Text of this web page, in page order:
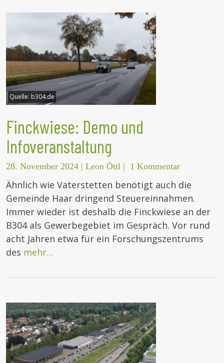
Quelle: b304.de
Finckwiese: Demo und
Infoveranstaltung
28. November 2024 | Leon Öttl | 1 Kommentar
Ähnlich wie Vaterstetten benötigt auch die
Gemeinde Haar dringend Steuereinnahmen.
Immer wieder ist deshalb die Finckwiese an der
B304 als Gewerbegebiet im Gespräch. Vor rund
acht Jahren etwa für ein Forschungszentrums
des mehr…